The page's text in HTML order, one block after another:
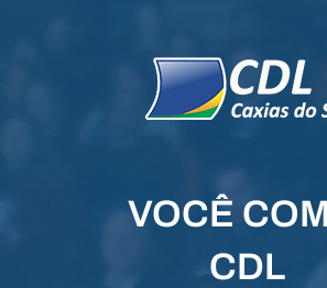
VOCÊ
CDL